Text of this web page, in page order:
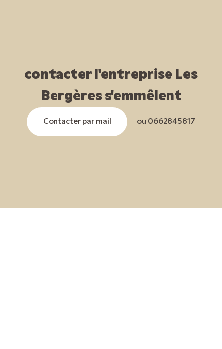
contacter l'entreprise Les
Bergères s'emmêlent
Contacter par mail ou 0662845817